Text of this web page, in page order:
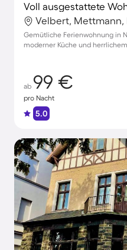
Voll ausgestattete
Velbert, Mettmann,
Gemütliche Ferienwohnung in
moderner Küche und
ab 99 €
pro Nacht
5.0